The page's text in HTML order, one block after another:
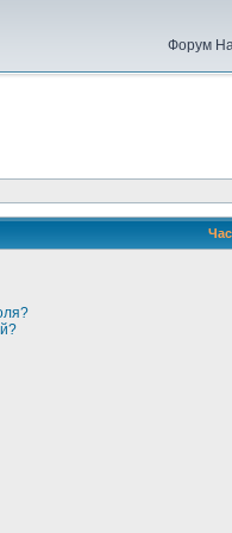
Форум